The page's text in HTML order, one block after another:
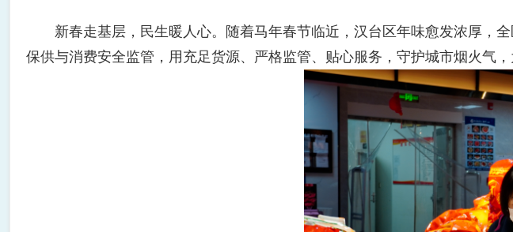
新春走基层，民生暖人心。随着马年春节临近，汉台区年味愈发浓厚，全
保供与消费安全监管，用充足货源、严格监管、贴心服务，守护城市烟火气